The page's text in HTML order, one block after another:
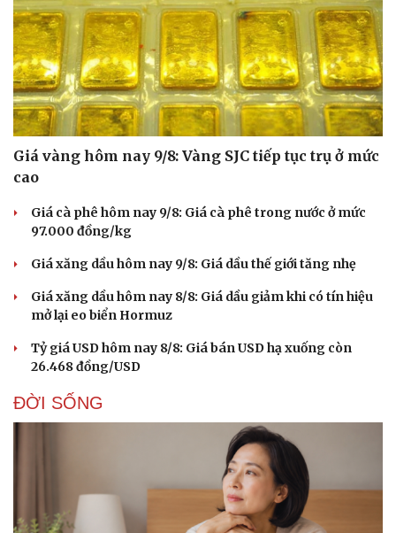
Giá vàng hôm nay 9/8: Vàng SJC tiếp tục trụ ở mức
cao
Giá cà phê hôm nay 9/8: Giá cà phê trong nước ở mức
97.000 đồng/kg
Giá xăng dầu hôm nay 9/8: Giá dầu thế giới tăng nhẹ
Giá xăng dầu hôm nay 8/8: Giá dầu giảm khi có tín hiệu
mở lại eo biển Hormuz
Tỷ giá USD hôm nay 8/8: Giá bán USD hạ xuống còn
26.468 đồng/USD
ĐỜI SỐNG